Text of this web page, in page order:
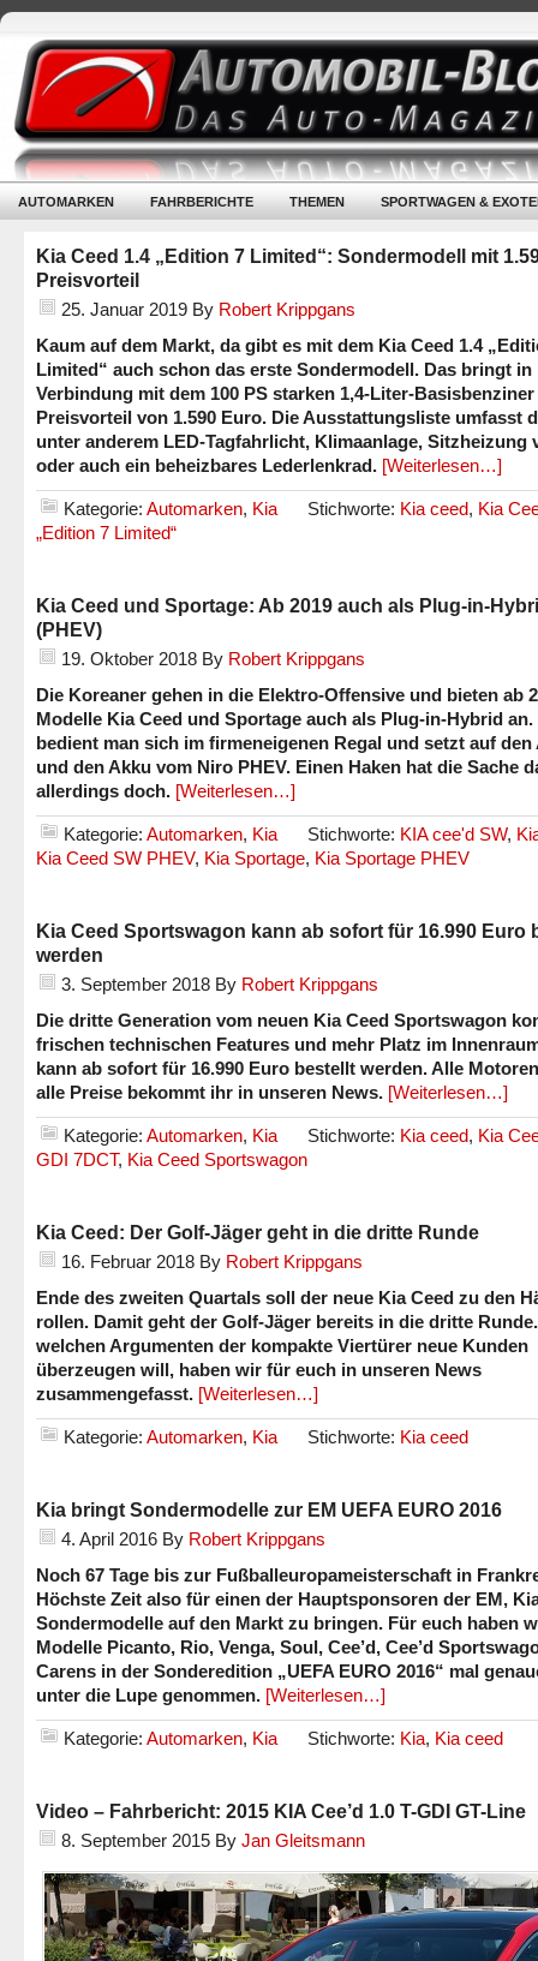
AUTOMARKEN FAHRBERICHTE THEMEN SPORTWAGEN &
Kia Ceed 1.4 „Edition 7 Limited“: Sondermodell mit
Preisvorteil
25. Januar 2019 By Robert Krippgans
Kaum auf dem Markt, da gibt es mit dem Kia Ceed 1.4
Limited“ auch schon das erste Sondermodell. Das bringt in
Verbindung mit dem 100 PS starken 1,4-Liter-
Preisvorteil von 1.590 Euro. Die Ausstattungsliste umfasst
unter anderem LED-Tagfahrlicht, Klimaanlage, Sitzheizung
oder auch ein beheizbares Lederlenkrad. [Weiterlesen…]
Kategorie: Automarken, Kia Stichworte: Kia ceed, Kia
„Edition 7 Limited“
Kia Ceed und Sportage: Ab 2019 auch als Plug-in-
(PHEV)
19. Oktober 2018 By Robert Krippgans
Die Koreaner gehen in die Elektro-Offensive und bieten ab
Modelle Kia Ceed und Sportage auch als Plug-in-Hybrid an.
bedient man sich im firmeneigenen Regal und setzt auf den
und den Akku vom Niro PHEV. Einen Haken hat die Sache
allerdings doch. [Weiterlesen…]
Kategorie: Automarken, Kia Stichworte: KIA cee'd SW,
Kia Ceed SW PHEV, Kia Sportage, Kia Sportage PHEV
Kia Ceed Sportswagon kann ab sofort für 16.990 Euro
werden
3. September 2018 By Robert Krippgans
Die dritte Generation vom neuen Kia Ceed Sportswagon
frischen technischen Features und mehr Platz im
kann ab sofort für 16.990 Euro bestellt werden. Alle
alle Preise bekommt ihr in unseren News. [Weiterlesen…]
Kategorie: Automarken, Kia Stichworte: Kia ceed, Kia
GDI 7DCT, Kia Ceed Sportswagon
Kia Ceed: Der Golf-Jäger geht in die dritte Runde
16. Februar 2018 By Robert Krippgans
Ende des zweiten Quartals soll der neue Kia Ceed zu den
rollen. Damit geht der Golf-Jäger bereits in die dritte
welchen Argumenten der kompakte Viertürer neue Kunden
überzeugen will, haben wir für euch in unseren News
zusammengefasst. [Weiterlesen…]
Kategorie: Automarken, Kia Stichworte: Kia ceed
Kia bringt Sondermodelle zur EM UEFA EURO 2016
4. April 2016 By Robert Krippgans
Noch 67 Tage bis zur Fußballeuropameisterschaft in
Höchste Zeit also für einen der Hauptsponsoren der EM,
Sondermodelle auf den Markt zu bringen. Für euch haben
Modelle Picanto, Rio, Venga, Soul, Cee’d, Cee’d
Carens in der Sonderedition „UEFA EURO 2016“ mal
unter die Lupe genommen. [Weiterlesen…]
Kategorie: Automarken, Kia Stichworte: Kia, Kia ceed
Video – Fahrbericht: 2015 KIA Cee’d 1.0 T-GDI GT-Line
8. September 2015 By Jan Gleitsmann